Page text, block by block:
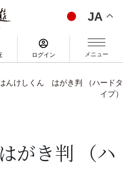
JA
ログイン メニュー
んけしくん はがき判 （ハードタ
イプ）
がき判 （ハ